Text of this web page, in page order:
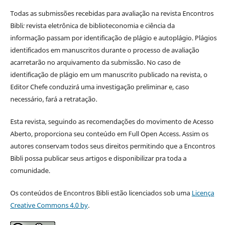
Todas as submissões recebidas para avaliação na revista Encontros
Bibli: revista eletrônica de biblioteconomia e ciência da
informaçãopassam por identificação de plágio e autoplágio. Plágios
identificados em manuscritos durante o processo de avaliação
acarretarão no arquivamento da submissão. No caso de
identificação de plágio em um manuscrito publicado na revista, o
Editor Chefe conduzirá uma investigação preliminar e, caso
necessário, fará a retratação.
Esta revista, seguindo as recomendações do movimento de Acesso
Aberto, proporciona seu conteúdo em Full Open Access. Assim os
autores conservam todos seus direitos permitindo que a Encontros
Bibli possa publicar seus artigos e disponibilizar pra toda a
comunidade.
Os conteúdos de Encontros Bibli estão licenciados sob uma Licença
Creative Commons 4.0 by.